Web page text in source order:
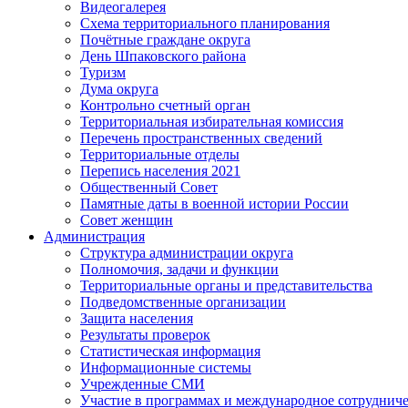
Видеогалерея
Схема территориального планирования
Почётные граждане округа
День Шпаковского района
Туризм
Дума округа
Контрольно счетный орган
Территориальная избирательная комиссия
Перечень пространственных сведений
Территориальные отделы
Перепись населения 2021
Общественный Совет
Памятные даты в военной истории России
Совет женщин
Администрация
Структура администрации округа
Полномочия, задачи и функции
Территориальные органы и представительства
Подведомственные организации
Защита населения
Результаты проверок
Статистическая информация
Информационные системы
Учрежденные СМИ
Участие в программах и международное